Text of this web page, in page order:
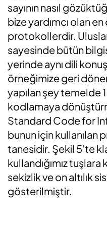
sayının nasıl
bize yardımcı olan
protokollerdir.
sayesinde bütün
yerinde aynı dili
örneğimize geri
yapılan şey temelde
kodlamaya
Standard Code for
bunun için
tanesidir. Şekil 5’te
kullandığımız tuşlara
sekizlik ve on altılık
gösterilmiştir.